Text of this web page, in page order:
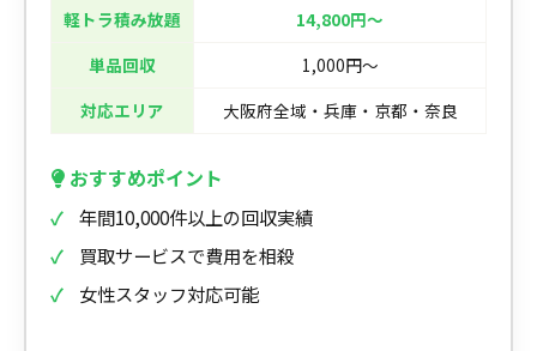
軽トラ積み放題
14,800円〜
単品回収
1,000円〜
対応エリア
大阪府全域・兵庫・京都・奈良
おすすめポイント
年間10,000件以上の回収実績
買取サービスで費用を相殺
女性スタッフ対応可能